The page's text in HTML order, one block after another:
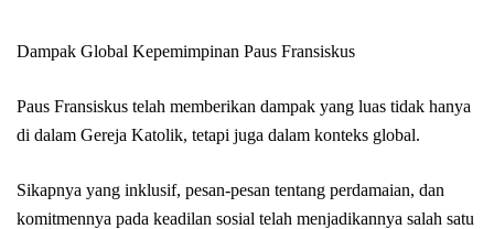
Dampak Global Kepemimpinan Paus Fransiskus
Paus Fransiskus telah memberikan dampak yang luas tidak hanya
di dalam Gereja Katolik, tetapi juga dalam konteks global.
Sikapnya yang inklusif, pesan-pesan tentang perdamaian, dan
komitmennya pada keadilan sosial telah menjadikannya salah satu